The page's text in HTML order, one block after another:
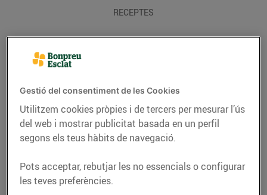
RECEPTES
RECEPTES
Gestió del consentiment de les Cookies
Utilitzem cookies pròpies i de tercers per mesurar l’ús
del web i mostrar publicitat basada en un perfil
segons els teus hàbits de navegació.
Pots acceptar, rebutjar les no essencials o configurar
les teves preferències.